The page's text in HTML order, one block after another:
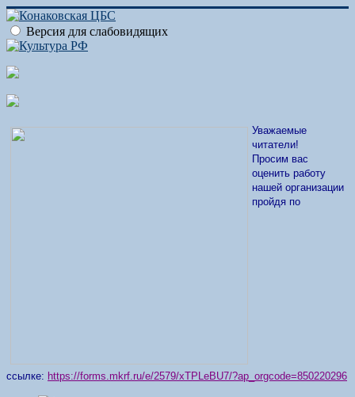
Версия для слабовидящих
Уважаемые
читатели!
Просим вас
оценить работу
нашей организации
пройдя по
ссылке: https://forms.mkrf.ru/e/2579/xTPLeBU7/?ap_orgcode=850220296